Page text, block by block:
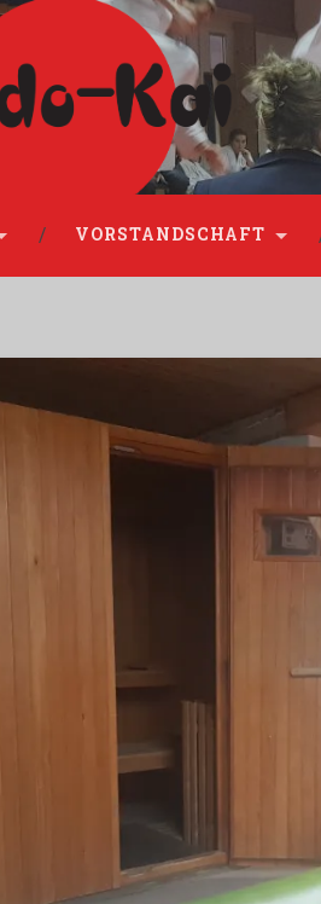
VORSTANDSCHAFT